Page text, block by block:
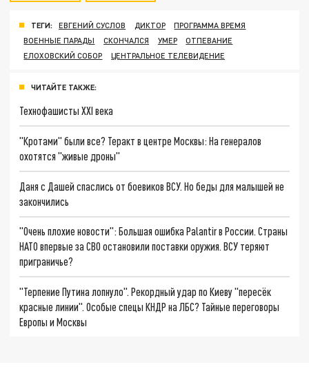
ТЕГИ: ЕВГЕНИЙ СУСЛОВ ДИКТОР
ПРОГРАММА ВРЕМЯ
ВОЕННЫЕ ПАРАДЫ
СКОНЧАЛСЯ УМЕР
ОТПЕВАНИЕ
ЕЛОХОВСКИЙ СОБОР
ЦЕНТРАЛЬНОЕ ТЕЛЕВИДЕНИЕ
ЧИТАЙТЕ ТАКЖЕ:
Технофашисты XXI века
"Кротами" были все? Теракт в центре Москвы: На генералов
охотятся "живые дроны"
Даня с Дашей спаслись от боевиков ВСУ. Но беды для малышей не
закончились
"Очень плохие новости": Большая ошибка Palantir в России. Страны
НАТО впервые за СВО остановили поставки оружия. ВСУ теряют
приграничье?
"Терпение Путина лопнуло". Рекордный удар по Киеву "пересёк
красные линии". Особые спецы КНДР на ЛБС? Тайные переговоры
Европы и Москвы